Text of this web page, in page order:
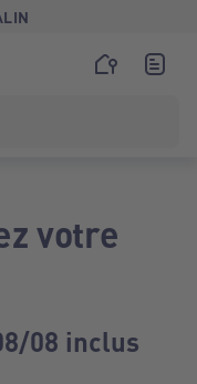
votre
08 inclus